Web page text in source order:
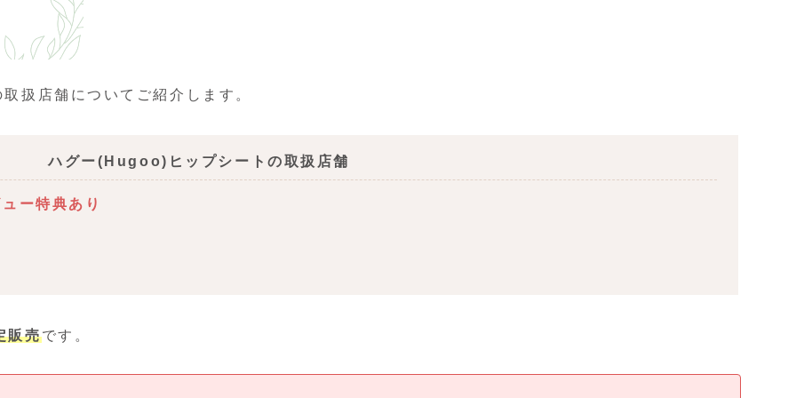
扱店舗についてご紹介します。
ハグー(Hugoo)ヒップシートの取扱店舗
ー特典あり
販売です。